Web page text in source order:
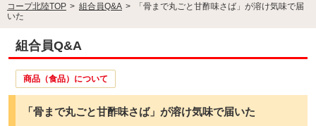
コープ北陸TOP > 組合員Q&A >
「骨まで丸ごと甘酢味さば」が溶け気味で届
いた
組合員Q&A
商品（食品）について
「骨まで丸ごと甘酢味さば」が溶け気味で届いた